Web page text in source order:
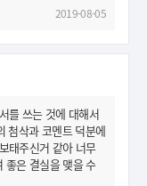
2019-08-05
를 쓰는 것에 대해서
첨삭과 코멘트 덕분에
태주신거 같아 너무
좋은 결실을 맺을 수